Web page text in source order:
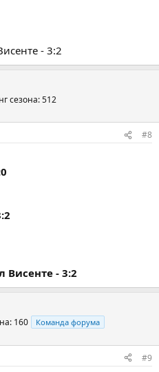
- 3:2
сезона: 512
#8
- 3:2
160 Команда форума
#9